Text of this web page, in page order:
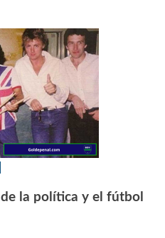
la política y el fútbol